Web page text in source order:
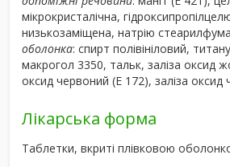
мікрокристалічна,
низькозаміщена, натрію
оболонка: спирт полівініловий,
макрогол 3350, тальк, заліза оксид
оксид червоний (Е 172), заліза оксид
Лікарська форма
Таблетки, вкриті плівковою